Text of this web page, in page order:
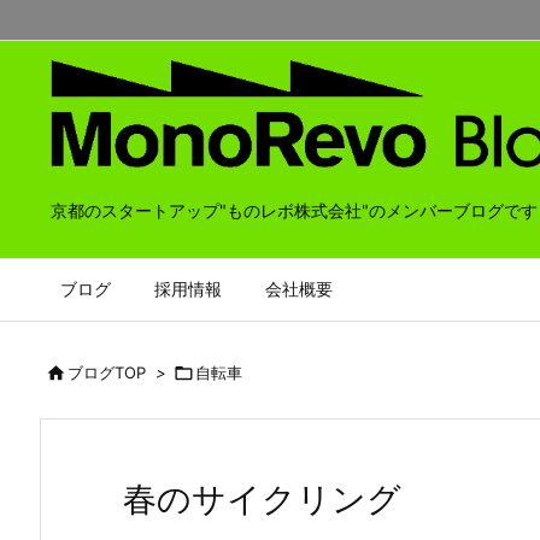
京都のスタートアップ"ものレボ株式会社"のメンバーブログで
ブログ 採用情報 会社概要
ブログTOP > 自転車
春のサイクリング